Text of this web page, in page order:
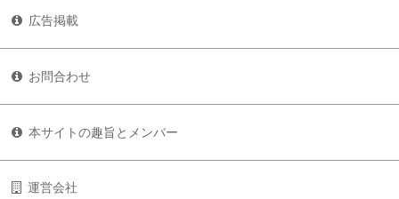
広告掲載
お問合わせ
本サイトの趣旨とメンバー
運営会社